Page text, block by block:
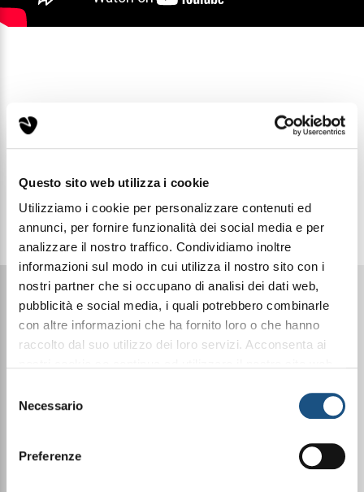
Questo sito web utilizza i cookie
Utilizziamo i cookie per personalizzare contenuti ed
annunci, per fornire funzionalità dei social media e per
analizzare il nostro traffico. Condividiamo inoltre
informazioni sul modo in cui utilizza il nostro sito con i
nostri partner che si occupano di analisi dei dati web,
pubblicità e social media, i quali potrebbero combinarle
con altre informazioni che ha fornito loro o che hanno
raccolto dal suo utilizzo dei loro servizi. Acconsenta ai
delNecessario
Preferenze
Vai allo shop e scopri i
Clicca qui
La nostra missione: il
benessere come stile di vita